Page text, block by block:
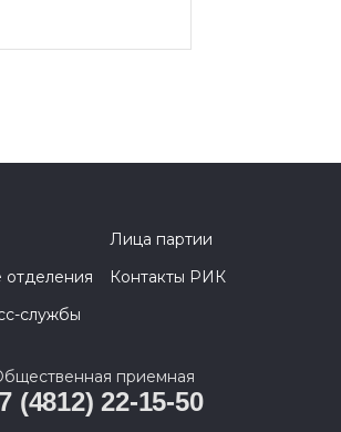
Лица партии
отделения
Контакты РИК
службы
приемная
(4812) 22-15-50